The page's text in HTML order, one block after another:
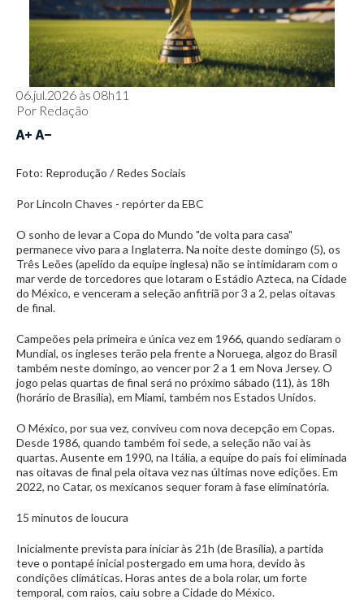
06.jul.2026 às 08h11
Por Redação
Foto: Reprodução / Redes Sociais
Por Lincoln Chaves - repórter da EBC
O sonho de levar a Copa do Mundo "de volta para casa"
permanece vivo para a Inglaterra. Na noite deste domingo (5), os
Três Leões (apelido da equipe inglesa) não se intimidaram com o
mar verde de torcedores que lotaram o Estádio Azteca, na Cidade
do México, e venceram a seleção anfitriã por 3 a 2, pelas oitavas
de final.
Campeões pela primeira e única vez em 1966, quando sediaram o
Mundial, os ingleses terão pela frente a Noruega, algoz do Brasil
também neste domingo, ao vencer por 2 a 1 em Nova Jersey. O
jogo pelas quartas de final será no próximo sábado (11), às 18h
(horário de Brasília), em Miami, também nos Estados Unidos.
O México, por sua vez, conviveu com nova decepção em Copas.
Desde 1986, quando também foi sede, a seleção não vai às
quartas. Ausente em 1990, na Itália, a equipe do país foi eliminada
nas oitavas de final pela oitava vez nas últimas nove edições. Em
2022, no Catar, os mexicanos sequer foram à fase eliminatória.
15 minutos de loucura
Inicialmente prevista para iniciar às 21h (de Brasília), a partida
teve o pontapé inicial postergado em uma hora, devido às
condições climáticas. Horas antes de a bola rolar, um forte
temporal, com raios, caiu sobre a Cidade do México.